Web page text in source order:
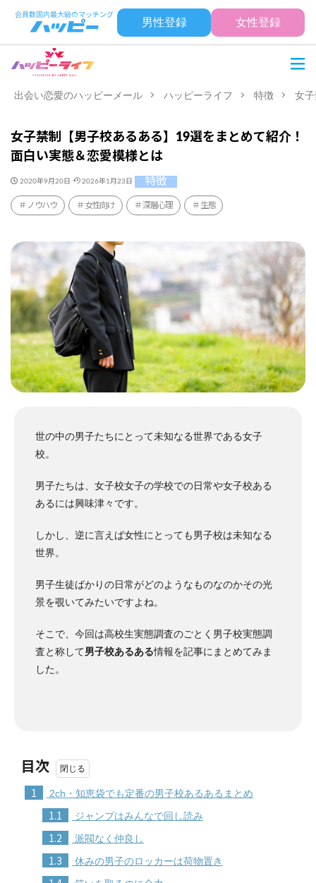
男性登録 女性登録
出会い恋愛のハッピーメール ハッピーライフ 特徴 女
女子禁制【男子校あるある】19選をまとめて紹介！
面白い実態＆恋愛模様とは
2020年9月20日 2026年1月23日 特徴
ノウハウ 女性向け 深層心理 生態
世の中の男子たちにとって未知なる世界である女子
校。
男子たちは、女子校女子の学校での日常や女子校ある
あるには興味津々です。
しかし、逆に言えば女性にとっても男子校は未知なる
世界。
男子生徒ばかりの日常がどのようなものなのかその光
景を覗いてみたいですよね。
そこで、今回は高校生実態調査のごとく男子校実態調
査と称して男子校あるある情報を記事にまとめてみま
した。
目次
1 2ch・知恵袋でも定番の男子校あるあるまとめ
1.1 ジャンプはみんなで回し読み
1.2 派閥なく仲良し
1.3 休みの男子のロッカーは荷物置き